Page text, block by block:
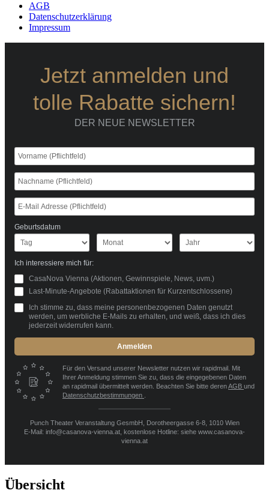
AGB
Datenschutzerklärung
Impressum
Jetzt anmelden und
tolle Rabatte sichern!
DER NEUE NEWSLETTER
Geburtsdatum
Ich interessiere mich für:
CasaNova Vienna (Aktionen, Gewinnspiele, News, uvm.)
Last-Minute-Angebote (Rabattaktionen für Kurzentschlossene)
Ich stimme zu, dass meine personenbezogenen Daten genutzt
werden, um werbliche E-Mails zu erhalten, und weiß, dass ich dies
jederzeit widerrufen kann.
Anmelden
Für den Versand unserer Newsletter nutzen wir rapidmail. Mit
Ihrer Anmeldung stimmen Sie zu, dass die eingegebenen Daten
an rapidmail übermittelt werden. Beachten Sie bitte derenAGB und
Datenschutzbestimmungen
Punch Theater Veranstaltung GesmbH, Dorotheergasse 6-8, 1010 Wien
E-Mail: info@casanova-vienna.at, kostenlose Hotline: siehe www.casanova-
vienna.at
Übersicht